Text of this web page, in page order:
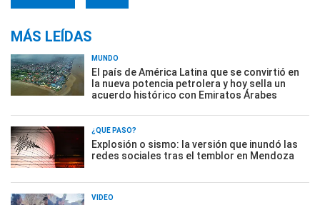
MÁS LEÍDAS
MUNDO
El país de América Latina que se convirtió en
la nueva potencia petrolera y hoy sella un
acuerdo histórico con Emiratos Árabes
¿QUÉ PASÓ?
Explosión o sismo: la versión que inundó las
redes sociales tras el temblor en Mendoza
VIDEO